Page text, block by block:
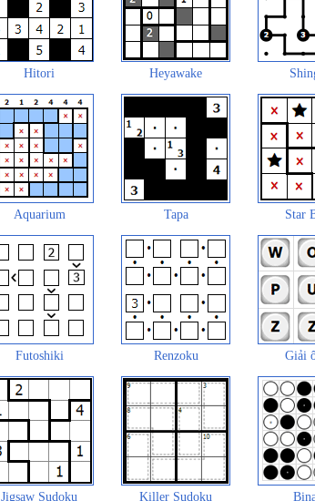
Hitori Heyawake
Aquarium Tapa Star
Futoshiki Renzoku Giải
Jigsaw Sudoku Killer Sudoku